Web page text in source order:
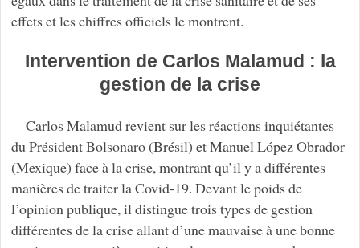
effets et les chiffres officiels le montrent.
Intervention de Carlos Malamud : la
gestion de la crise
Carlos Malamud revient sur les réactions inquiétantes
du Président Bolsonaro (Brésil) et Manuel López Obrador
(Mexique) face à la crise, montrant qu’il y a différentes
manières de traiter la Covid-19. Devant le poids de
l’opinion publique, il distingue trois types de gestion
différentes de la crise allant d’une mauvaise à une bonne